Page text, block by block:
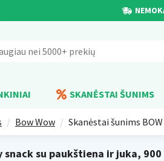
SKANĖSTAI ŠUNIMS
Bow Wow Skanėstai šunims
snack su paukštiena ir juka, 900